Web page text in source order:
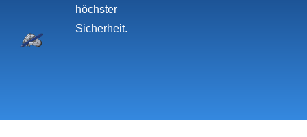
höchster
Sicherheit.